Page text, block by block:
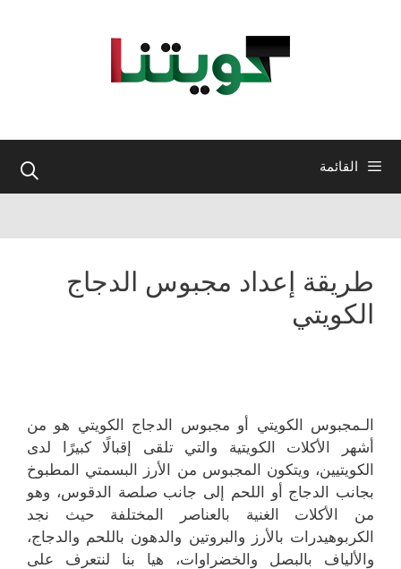
القائمة
طريقة إعداد مجبوس الدجاج
الكويتي
الـمجبوس الكويتي أو مجبوس الدجاج الكويتي هو من
أشهر الأكلات الكويتية والتي تلقى إقبالًا كبيرًا لدى
الكويتيين، ويتكون المجبوس من الأرز البسمتي المطبوخ
بجانب الدجاج أو اللحم إلى جانب صلصة الدقوس، وهو
من الأكلات الغنية بالعناصر المختلفة حيث نجد
الكربوهيدرات بالأرز والبروتين والدهون باللحم والدجاج،
والألياف بالبصل والخضراوات، هيا بنا لنتعرف على